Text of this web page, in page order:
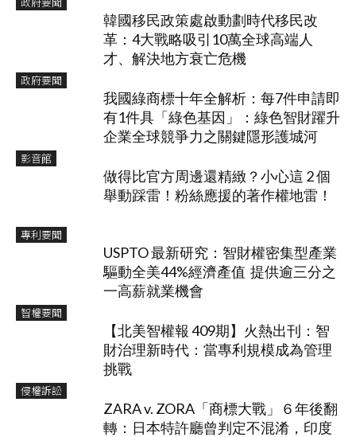
韓國移民政策處啟動劃時代移民改
革：4大戰略吸引10萬全球高端人
才、解決地方衰亡危機
政府要聞
我國綠商標十年全解析：每7件申請即
有1件具「綠色基因」：綠色智財躍升
企業全球競爭力之關鍵隱形護城河
影音館
做得比官方周邊還精緻？小心這 2 個
舉動踩雷！粉絲應援的著作權地雷！
專利要聞
USPTO 最新研究：智財權密集型產業
驅動全美44%經濟產值 提供逾三分之
一高薪就業機會
智權要聞
【北美智權報 409期】火熱出刊：智
財治理新時代：當專利規模成為管理
挑戰
侵權訴訟
ZARA v. ZORA「商標大戰」６年後翻
轉：日本特許廳曾判定不混淆，印度